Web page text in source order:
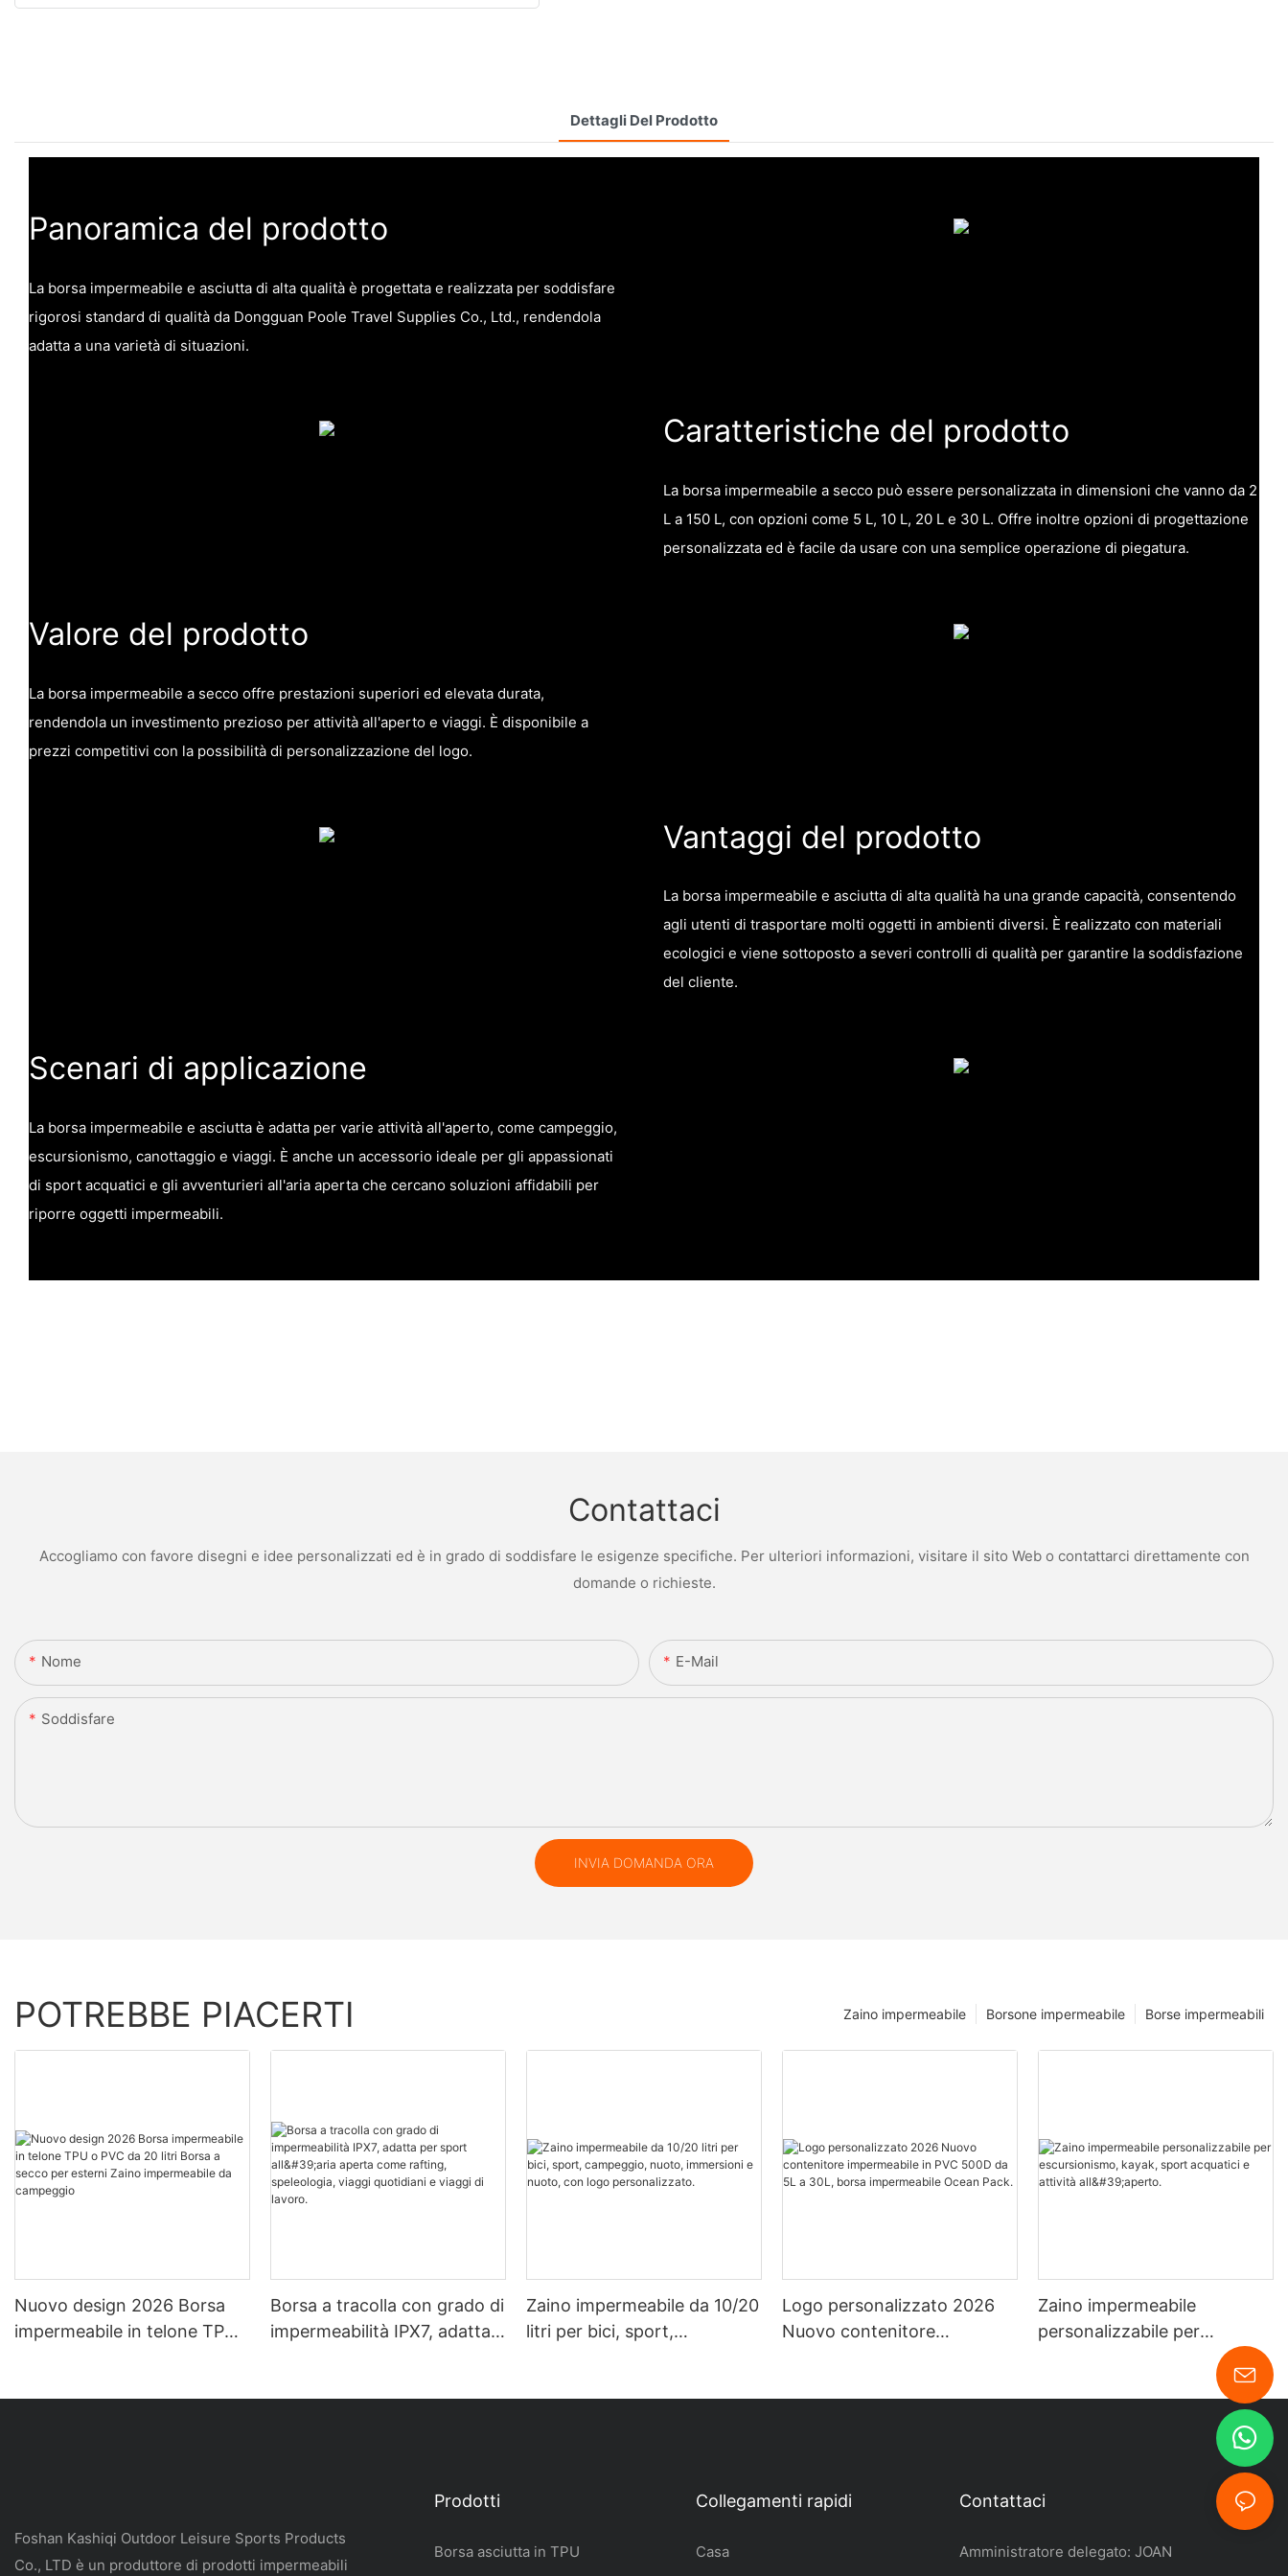
Dettagli Del Prodotto
Panoramica del prodotto
La borsa impermeabile e asciutta di alta qualità è progettata e realizzata per soddisfare
rigorosi standard di qualità da Dongguan Poole Travel Supplies Co., Ltd., rendendola
adatta a una varietà di situazioni.
Caratteristiche del prodotto
La borsa impermeabile a secco può essere personalizzata in dimensioni che vanno da 2
L a 150 L, con opzioni come 5 L, 10 L, 20 L e 30 L. Offre inoltre opzioni di progettazione
personalizzata ed è facile da usare con una semplice operazione di piegatura.
Valore del prodotto
La borsa impermeabile a secco offre prestazioni superiori ed elevata durata,
rendendola un investimento prezioso per attività all'aperto e viaggi. È disponibile a
prezzi competitivi con la possibilità di personalizzazione del logo.
Vantaggi del prodotto
La borsa impermeabile e asciutta di alta qualità ha una grande capacità, consentendo
agli utenti di trasportare molti oggetti in ambienti diversi. È realizzato con materiali
ecologici e viene sottoposto a severi controlli di qualità per garantire la soddisfazione
del cliente.
Scenari di applicazione
La borsa impermeabile e asciutta è adatta per varie attività all'aperto, come campeggio,
escursionismo, canottaggio e viaggi. È anche un accessorio ideale per gli appassionati
di sport acquatici e gli avventurieri all'aria aperta che cercano soluzioni affidabili per
riporre oggetti impermeabili.
Contattaci
Accogliamo con favore disegni e idee personalizzati ed è in grado di soddisfare le esigenze specifiche. Per ulteriori informazioni, visitare il sito Web o contattarci direttamente con
domande o richieste.
Nome E-Mail
Soddisfare
INVIA DOMANDA ORA
POTREBBE PIACERTI Borse impermeabili
Borsone impermeabile
Zaino impermeabile
Nuovo design 2026 Borsa
impermeabile in telone TPU
Borsa a tracolla con grado di
impermeabilità IPX7, adatta
Zaino impermeabile da 10/20
litri per bici, sport,
Logo personalizzato 2026
Nuovo contenitore
Zaino impermeabile
personalizzabile per
escursionismo, kayak, sport
acquatici e attività all'aperto.
Foshan Kashiqi Outdoor Leisure Sports Products
Co., LTD è un produttore di prodotti impermeabili
Prodotti
Borsa asciutta in TPU
Collegamenti rapidi
Casa
Contattaci
Amministratore delegato: JOAN